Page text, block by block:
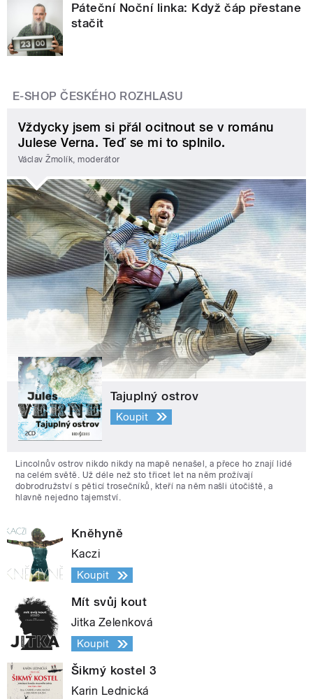
Páteční Noční linka: Když čáp přestane
stačit
E-SHOP ČESKÉHO ROZHLASU
Vždycky jsem si přál ocitnout se v románu
Julese Verna. Teď se mi to splnilo.
Václav Žmolík, moderátor
Tajuplný ostrov
Koupit
Lincolnův ostrov nikdo nikdy na mapě nenašel, a přece ho znají lidé
na celém světě. Už déle než sto třicet let na něm prožívají
dobrodružství s pěticí trosečníků, kteří na něm našli útočiště, a
hlavně nejedno tajemství.
Kněhyně
Kaczi
Koupit
Mít svůj kout
Jitka Zelenková
Koupit
Šikmý kostel 3
Karin Lednická